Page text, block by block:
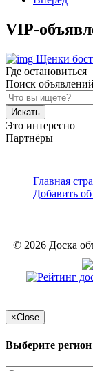
VIP-
Щенки
Где остановиться
Поиск объявлений
Искать
Это интересно
Партнёры
Главная
Добавить
© 2026 Доска
×Close
Выберите регион